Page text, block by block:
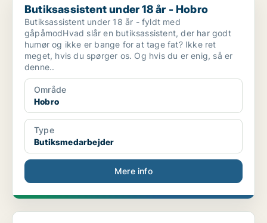
Butiksassistent under 18 år - Hobro
Butiksassistent under 18 år - fyldt med
gåpåmodHvad slår en butiksassistent, der har godt
humør og ikke er bange for at tage fat? Ikke ret
meget, hvis du spørger os. Og hvis du er enig, så er
denne..
Område
Hobro
Type
Butiksmedarbejder
Mere info
Servicemedarbejder under 18 år - Aalborg